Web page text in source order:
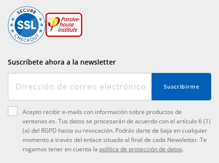
Suscríbete ahora a la newsletter
Suscribirme
Acepto recibir e-mails con información sobre productos de
ventanas.es. Tus datos se procesarán de acuerdo con el artículo 6 (1)
(a) del RGPD hasta su revocación. Podrás darte de baja en cualquier
momento a través del enlace situado al final de cada Newsletter. Te
rogamos tener en cuenta la política de protección de datos.